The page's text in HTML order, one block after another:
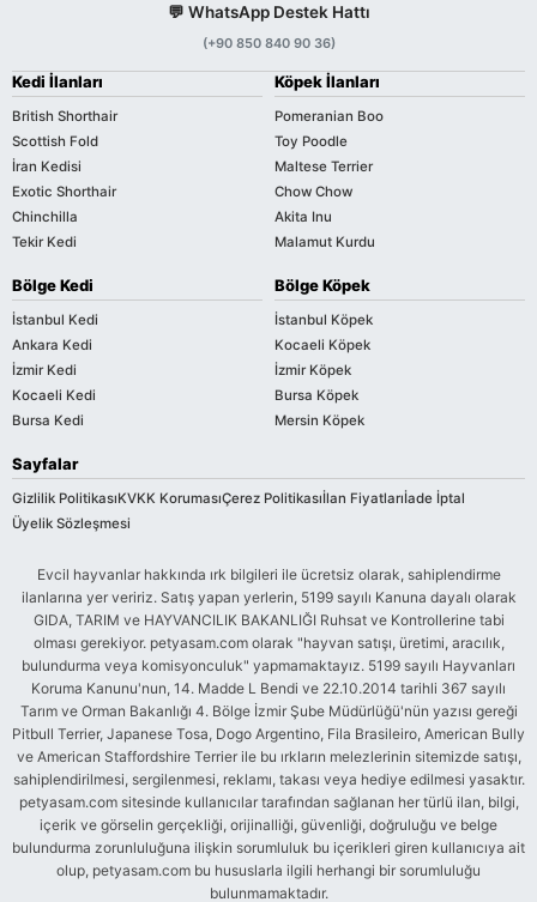
💬 WhatsApp Destek Hattı
(+90 850 840 90 36)
Kedi İlanları
British Shorthair
Scottish Fold
İran Kedisi
Exotic Shorthair
Chinchilla
Tekir Kedi
Köpek İlanları
Pomeranian Boo
Toy Poodle
Maltese Terrier
Chow Chow
Akita Inu
Malamut Kurdu
Bölge Kedi
İstanbul Kedi
Ankara Kedi
İzmir Kedi
Kocaeli Kedi
Bursa Kedi
Bölge Köpek
İstanbul Köpek
Kocaeli Köpek
İzmir Köpek
Bursa Köpek
Mersin Köpek
Sayfalar
Gizlilik PolitikasıKVKK KorumasıÇerez Politikasıİlan Fiyatlarıİade İptal
Üyelik Sözleşmesi
Evcil hayvanlar hakkında ırk bilgileri ile ücretsiz olarak, sahiplendirme
ilanlarına yer veririz. Satış yapan yerlerin, 5199 sayılı Kanuna dayalı olarak
GIDA, TARIM ve HAYVANCILIK BAKANLIĞI Ruhsat ve Kontrollerine tabi
olması gerekiyor. petyasam.com olarak "hayvan satışı, üretimi, aracılık,
bulundurma veya komisyonculuk" yapmamaktayız. 5199 sayılı Hayvanları
Koruma Kanunu'nun, 14. Madde L Bendi ve 22.10.2014 tarihli 367 sayılı
Tarım ve Orman Bakanlığı 4. Bölge İzmir Şube Müdürlüğü'nün yazısı gereği
Pitbull Terrier, Japanese Tosa, Dogo Argentino, Fila Brasileiro, American Bully
ve American Staffordshire Terrier ile bu ırkların melezlerinin sitemizde satışı,
sahiplendirilmesi, sergilenmesi, reklamı, takası veya hediye edilmesi yasaktır.
petyasam.com sitesinde kullanıcılar tarafından sağlanan her türlü ilan, bilgi,
içerik ve görselin gerçekliği, orijinalliği, güvenliği, doğruluğu ve belge
bulundurma zorunluluğuna ilişkin sorumluluk bu içerikleri giren kullanıcıya ait
olup, petyasam.com bu hususlarla ilgili herhangi bir sorumluluğu
bulunmamaktadır.